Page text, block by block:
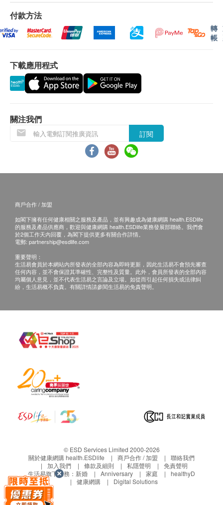
認。倘若健康網購health.ESDlife未能提供任何訂
單上的貨品，健康網購health.ESDlife有權拒絕接
受該訂單，並且會於送貨前透過電話或電郵通知顧
退換條款：
當顧客收取已訂購之貨品時，有責任檢查貨品是否
有損毀情況，一經確認簽收，恕不接受退換。
或過期退回，供應商有權不受理。
如有其他損壞或遺漏查詢，顧客必須保留有效收據
正本，並於送貨後3個工作天內按下列方式聯絡 昌
盛國際食品有限公司 客戶服務部跟進。
電郵:info@cshealthlife.com
付款方法
轉
帳
下載應用程式
關注我們
訂閱
商戶合作 / 加盟
如閣下擁有任何健康相關之服務及產品，並有興趣成為健康網購 health.ESDlife
的服務及產品供應商，歡迎與健康網購 health.ESDlife業務發展部聯絡。我們會
於2個工作天內回覆，為閣下提供更多有關合作詳情。
電郵: partnership@esdlife.com
重要聲明：
生活易會員於本網站內所發表的全部內容為即時更新，因此生活易不會預先審查
任何內容，並不會保證其準確性、完整性及質量。此外，會員所發表的全部內容
均屬個人意見，並不代表生活易之言論及立場。如從而引起任何損失或法律糾
紛，生活易概不負責。有關詳情請參閱生活易的免責聲明。
© ESD Services Limited 2000-2026
關於健康網購 health.ESDlife
商戶合作 / 加盟
聯絡我們
加入我們
條款及細則 私隱聲明
免責聲明
生活易旗下業務： 新婚 Anniversary 家庭
healthyD
健康網購
Digital Solutions